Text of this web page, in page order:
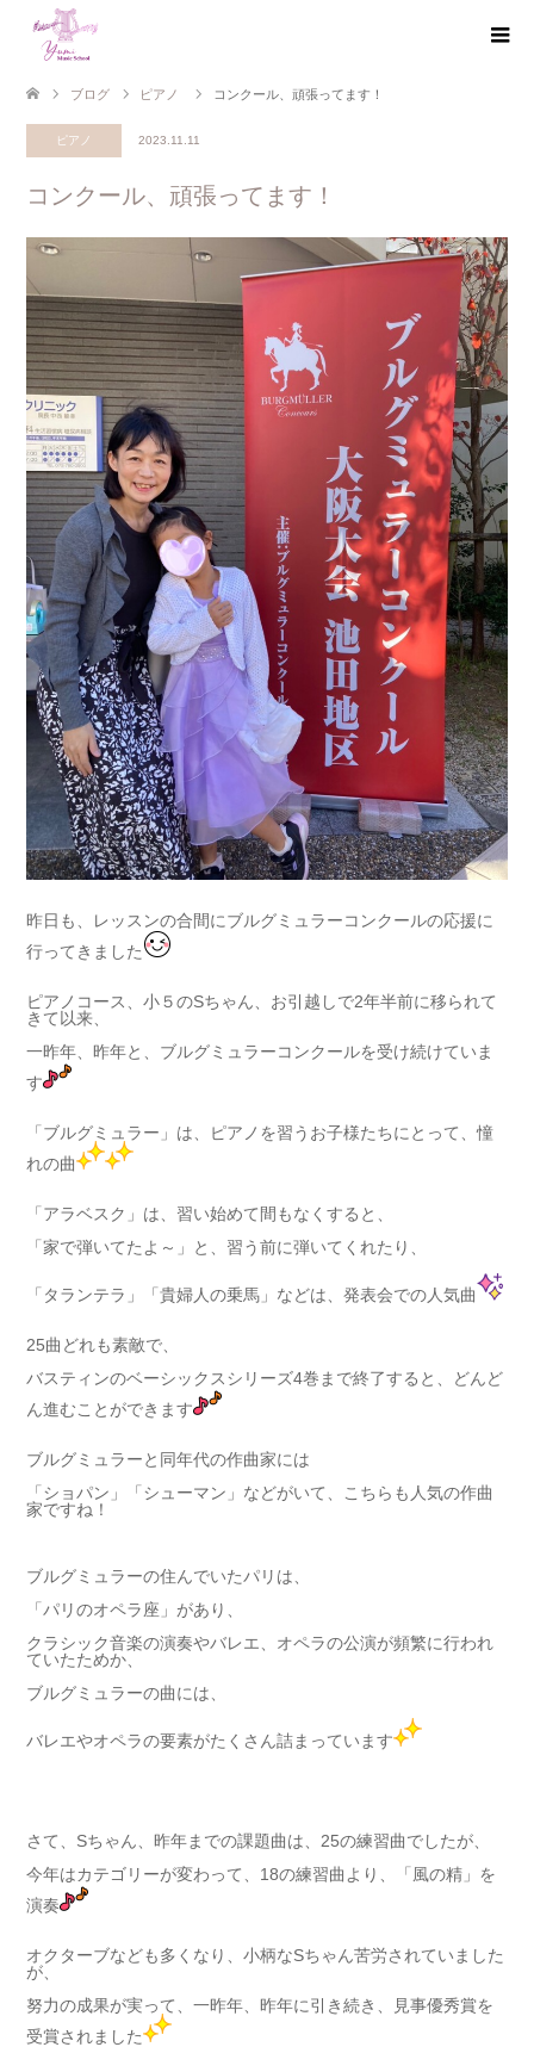
ブログ ピアノ コンクール、頑張ってます！
ピアノ 2023.11.11
コンクール、頑張ってます！
昨日も、レッスンの合間にブルグミュラーコンクールの応援に
行ってきました
ピアノコース、小５のSちゃん、お引越しで2年半前に移られて
きて以来、
一昨年、昨年と、ブルグミュラーコンクールを受け続けていま
す
「ブルグミュラー」は、ピアノを習うお子様たちにとって、憧
れの曲
「アラベスク」は、習い始めて間もなくすると、
「家で弾いてたよ～」と、習う前に弾いてくれたり、
「タランテラ」「貴婦人の乗馬」などは、発表会での人気曲
25曲どれも素敵で、
バスティンのベーシックスシリーズ4巻まで終了すると、どんど
ん進むことができます
ブルグミュラーと同年代の作曲家には
「ショパン」「シューマン」などがいて、こちらも人気の作曲
家ですね！
ブルグミュラーの住んでいたパリは、
「パリのオペラ座」があり、
クラシック音楽の演奏やバレエ、オペラの公演が頻繁に行われ
ていたためか、
ブルグミュラーの曲には、
バレエやオペラの要素がたくさん詰まっています
さて、Sちゃん、昨年までの課題曲は、25の練習曲でしたが、
今年はカテゴリーが変わって、18の練習曲より、「風の精」を
演奏
オクターブなども多くなり、小柄なSちゃん苦労されていました
が、
努力の成果が実って、一昨年、昨年に引き続き、見事優秀賞を
受賞されました